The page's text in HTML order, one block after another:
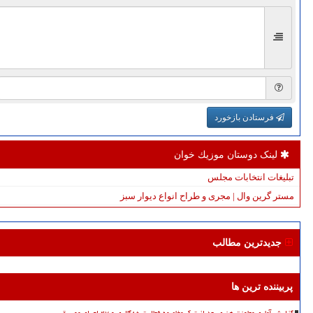
فرستادن بازخورد
لینک دوستان موزیك خوان
تبلیغات انتخابات مجلس
مستر گرین وال | مجری و طراح انواع دیوار سبز
جدیدترین مطالب
پربیننده ترین ها